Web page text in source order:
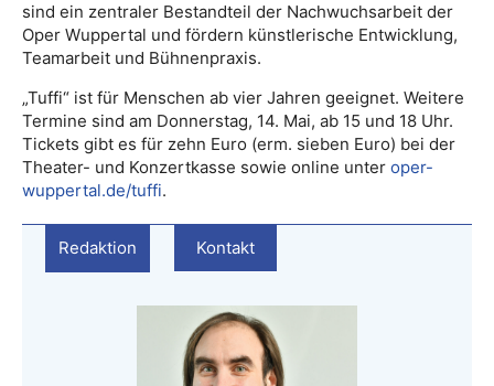
sind ein zentraler Bestandteil der Nachwuchsarbeit der
Oper Wuppertal und fördern künstlerische Entwicklung,
Teamarbeit und Bühnenpraxis.
„Tuffi“ ist für Menschen ab vier Jahren geeignet. Weitere
Termine sind am Donnerstag, 14. Mai, ab 15 und 18 Uhr.
Tickets gibt es für zehn Euro (erm. sieben Euro) bei der
Theater- und Konzertkasse sowie online unter oper-
wuppertal.de/tuffi.
Redaktion Kontakt